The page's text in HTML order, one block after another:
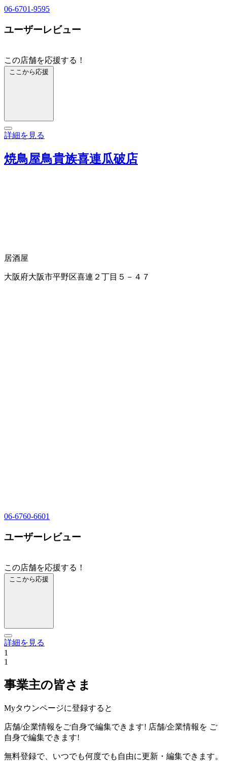
06-6701-9595
ユーザーレビュー
この店舗を応援する！
ここから応援
詳細を見る
焼鳥屋鳥貴族喜連瓜破店
居酒屋
大阪府大阪市平野区喜連２丁目５－４７
06-6760-6601
ユーザーレビュー
この店舗を応援する！
ここから応援
詳細を見る
1
1
事業主の皆さま
Myタウンページに登録すると
店舗/企業情報をご自身で編集できます! 店舗/企業情報を ご
自身で編集できます!
無料登録で、いつでも何度でも自由に更新・編集できます。